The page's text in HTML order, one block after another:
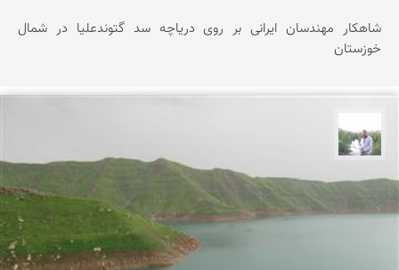
شاهکار مهندسان ایرانی بر روی دریاچه سد گتوندعلیا در شمال
خوزستان